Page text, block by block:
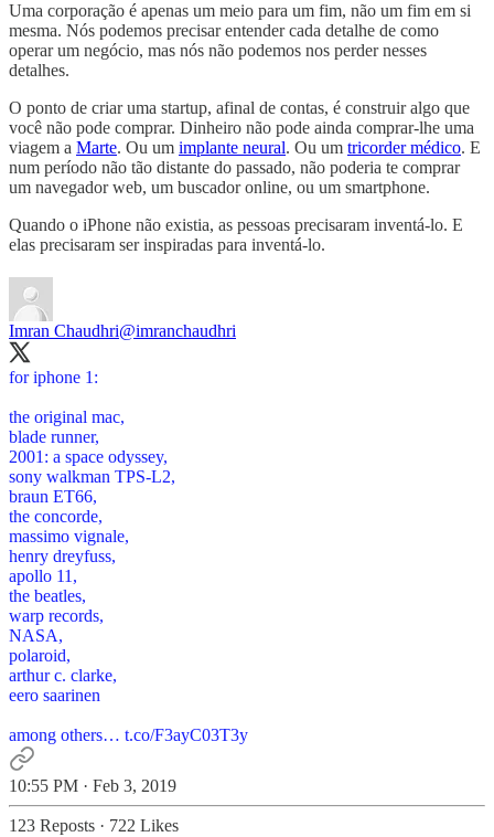
Uma corporação é apenas um meio para um fim, não um fim em si
mesma. Nós podemos precisar entender cada detalhe de como
operar um negócio, mas nós não podemos nos perder nesses
detalhes.
O ponto de criar uma startup, afinal de contas, é construir algo que
você não pode comprar. Dinheiro não pode ainda comprar-lhe uma
viagem a Marte. Ou um implante neural. Ou um tricorder médico. E
num período não tão distante do passado, não poderia te comprar
um navegador web, um buscador online, ou um smartphone.
Quando o iPhone não existia, as pessoas precisaram inventá-lo. E
elas precisaram ser inspiradas para inventá-lo.
Imran Chaudhri@imranchaudhri
for iphone 1:
the original mac,
blade runner,
2001: a space odyssey,
sony walkman TPS-L2,
braun ET66,
the concorde,
massimo vignale,
henry dreyfuss,
apollo 11,
the beatles,
warp records,
NASA,
polaroid,
arthur c. clarke,
eero saarinen
among others… t.co/F3ayC03T3y
10:55 PM · Feb 3, 2019
123 Reposts · 722 Likes